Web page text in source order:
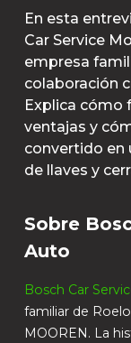
En esta
Car Service
empresa
colaboración
Explica cómo
ventajas y
convertido en
de llaves y
Sobre
Auto
Bosch Car
familiar de
MOOREN. La